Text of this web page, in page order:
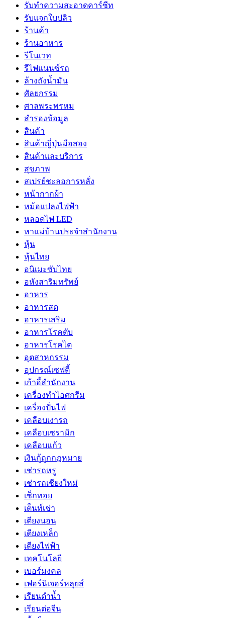
รับทำความสะอาดคาร์ซีท
รับแจกใบปลิว
ร้านค้า
ร้านอาหาร
รีโนเวท
รีไฟแนนซ์รถ
ล้างถังน้ำมัน
ศัลยกรรม
ศาลพระพรหม
สำรองข้อมูล
สินค้า
สินค้าญี่ปุ่นมือสอง
สินค้าและบริการ
สุขภาพ
สเปรย์ชะลอการหลั่ง
หน้ากากผ้า
หม้อแปลงไฟฟ้า
หลอดไฟ LED
หาแม่บ้านประจำสำนักงาน
หุ้น
หุ้นไทย
อนิเมะซับไทย
อหังสาริมทรัพย์
อาหาร
อาหารสด
อาหารเสริม
อาหารโรคตับ
อาหารโรคไต
อุตสาหกรรม
อุปกรณ์เซฟตี้
เก้าอี้สำนักงาน
เครื่องทำไอศกรีม
เครื่องปั่นไฟ
เคลือบเงารถ
เคลือบเซรามิก
เคลือบแก้ว
เงินกู้ถูกกฎหมาย
เช่ารถหรู
เช่ารถเชียงใหม่
เซ็กทอย
เต็นท์เช่า
เตียงนอน
เตียงเหล็ก
เตียงไฟฟ้า
เทคโนโลยี
เบอร์มงคล
เฟอร์นิเจอร์หลุยส์
เรียนดำน้ำ
เรียนต่อจีน